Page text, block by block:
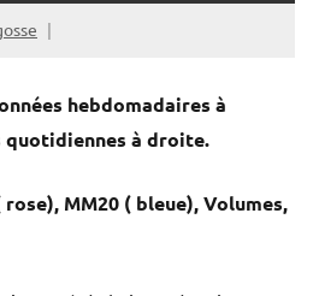
hebdomadaires à
quotidiennes à droite.
MM20 ( bleue), Volumes,